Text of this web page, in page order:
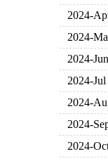
2024-
2024-
2024-Jun
2024-Jul
2024-
2024-
2024-